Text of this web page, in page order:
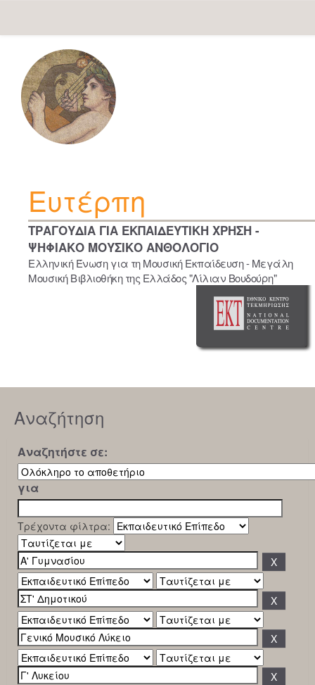
navigation
Ευτέρπη
ΤΡΑΓΟΥΔΙΑ ΓΙΑ ΕΚΠΑΙΔΕΥΤΙΚΗ ΧΡΗΣΗ -
ΨΗΦΙΑΚΟ ΜΟΥΣΙΚΟ ΑΝΘΟΛΟΓΙΟ
Ελληνική Ένωση για τη Μουσική Εκπαίδευση - Μεγάλη
Μουσική Βιβλιοθήκη της Ελλάδος "Λίλιαν Βουδούρη"
Αναζήτηση
Αναζητήστε σε:
για
Τρέχοντα φίλτρα: